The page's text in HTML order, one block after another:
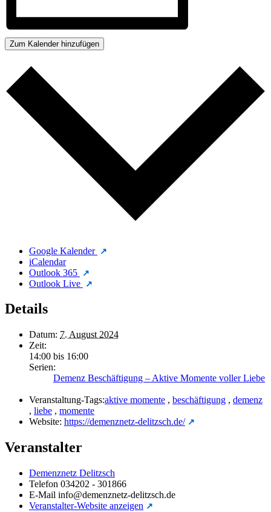
Zum Kalender hinzufügen
Google Kalender
iCalendar
Outlook 365
Outlook Live
Details
Datum: 7. August 2024
Zeit:
14:00 bis 16:00
Serien:
Demenz Beschäftigung – Aktive Momente voller Liebe
Veranstaltung-Tags:aktive momente , beschäftigung , demenz
, liebe , momente
Website: https://demenznetz-delitzsch.de/
Veranstalter
Demenznetz Delitzsch
Telefon 034202 - 301866
E-Mail info@demenznetz-delitzsch.de
Veranstalter-Website anzeigen